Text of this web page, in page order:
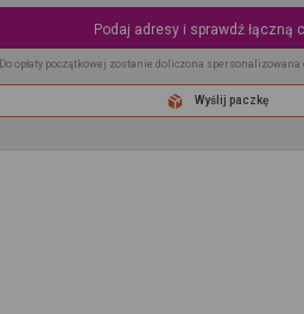
Podaj adresy i sprawdź łączną
Do opłaty początkowej zostanie doliczona
Wyślij paczkę